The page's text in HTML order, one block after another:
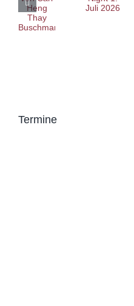
Termine